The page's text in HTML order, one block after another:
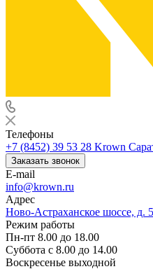
Телефоны
+7 (8452) 39 53 28 Krown
Заказать звонок
E-mail
info@krown.ru
Адрес
Ново-Астраханское шоссе, д.
Режим работы
Пн-пт 8.00 до 18.00
Суббота с 8.00 до 14.00
Воскресенье выходной